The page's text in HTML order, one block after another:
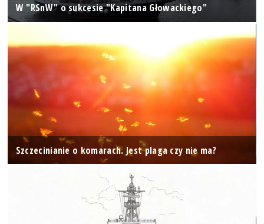
W "RSnW" o sukcesie "Kapitana Głowackiego"
Szczecinianie o komarach. Jest plaga czy nie ma?